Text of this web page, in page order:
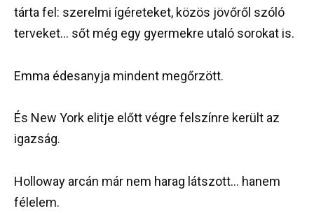
tárta fel: szerelmi ígéreteket, közös jövőről szóló
terveket… sőt még egy gyermekre utaló sorokat is.
Emma édesanyja mindent megőrzött.
És New York elitje előtt végre felszínre került az
igazság.
Holloway arcán már nem harag látszott… hanem
félelem.